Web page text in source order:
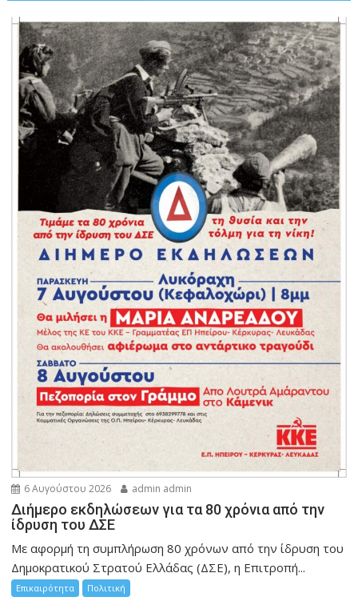
6 Αυγούστου 2026 admin admin
Διήμερο εκδηλώσεων για τα 80 χρόνια από την
ίδρυση του ΔΣΕ
Με αφορμή τη συμπλήρωση 80 χρόνων από την ίδρυση του
Δημοκρατικού Στρατού Ελλάδας (ΔΣΕ), η Επιτροπή...
Επικαιρότητα Πολιτική